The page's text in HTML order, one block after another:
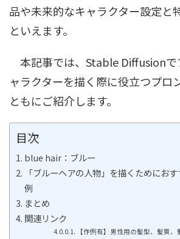
品や未来的なキャラクター設定と
といえます。
本記事では、Stable Diffusionで
ャラクターを描く際に役立つプロ
ともにご紹介します。
目次
blue hair：ブルー
「ブルーヘアの人物」を描くためにお
例
まとめ
関連リンク
【作例有】男性用の髪型、髪質